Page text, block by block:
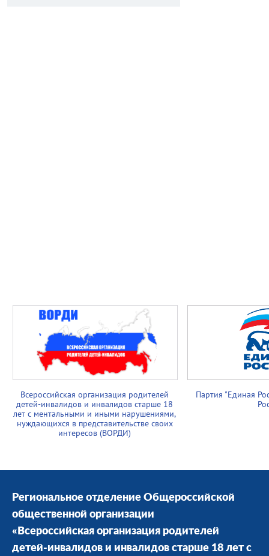
Всероссийская организация родителей
детей-инвалидов и инвалидов старше 18
лет с ментальными и иными нарушениями,
нуждающихся в представительстве своих
интересов (ВОРДИ)
Партия "Единая
Региональное отделение Общероссийской
общественной организации
«Всероссийская организация родителей
детей-инвалидов и инвалидов старше 18 лет с